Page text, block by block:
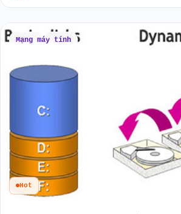
Mạng máy tính
Hot